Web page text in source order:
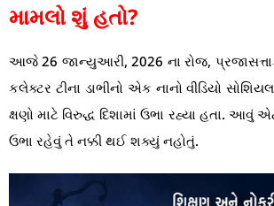
મામલો શું હતો?
આજે 26 જાન્યુઆરી, 2026 ના રોજ, પ્રજાસત્તાક
કલેક્ટર ટીના ડાભીનો એક નાનો વીડિયો
ક્ષણો માટે વિરુદ્ધ દિશામાં ઉભા રહ્યા હતા.
ઉભા રહેવું તે નક્કી થઈ શક્યું નહોતું.